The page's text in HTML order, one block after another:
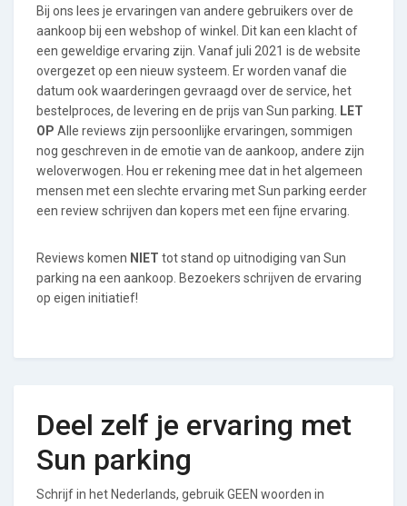
Bij ons lees je ervaringen van andere gebruikers over de
aankoop bij een webshop of winkel. Dit kan een klacht of
een geweldige ervaring zijn. Vanaf juli 2021 is de website
overgezet op een nieuw systeem. Er worden vanaf die
datum ook waarderingen gevraagd over de service, het
bestelproces, de levering en de prijs van Sun parking.
LET
OP Alle reviews zijn persoonlijke ervaringen, sommigen
nog geschreven in de emotie van de aankoop, andere zijn
weloverwogen. Hou er rekening mee dat in het algemeen
mensen met een slechte ervaring met Sun parking eerder
een review schrijven dan kopers met een fijne ervaring.
Reviews komen NIET tot stand op uitnodiging van Sun
parking na een aankoop. Bezoekers schrijven de ervaring
op eigen initiatief!
Deel zelf je ervaring met
Sun parking
Schrijf in het Nederlands, gebruik GEEN woorden in